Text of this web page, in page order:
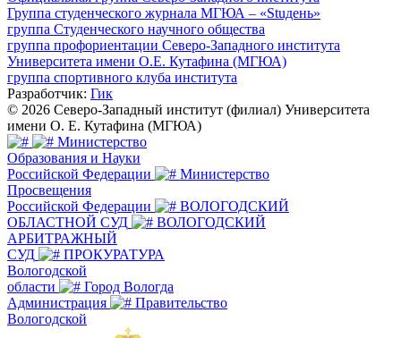
Группа студенческого журнала МГЮА – «Stuдень»
группа Студенческого научного общества
группа профориентации Северо-Западного института
Университета имени О.Е. Кутафина (МГЮА)
группа спортивного клуба института
Разработчик: Гик
© 2026 Северо-Западный институт (филиал) Университета
имени О. Е. Кутафина (МГЮА)
Министерство
Образования и Науки
Российской Федерации
Министерство
Просвещения
Российской Федерации
ВОЛОГОДСКИЙ
ОБЛАСТНОЙ СУД
ВОЛОГОДСКИЙ
АРБИТРАЖНЫЙ
СУД
ПРОКУРАТУРА
Вологодской
области
Город Вологда
Администрация
Правительство
Вологодской